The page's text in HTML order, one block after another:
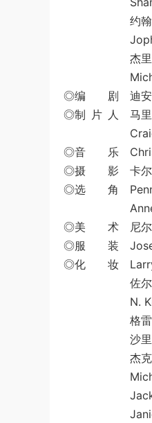
约翰·德米
Jophery C.
杰里·奥尔
Michael
◎编 剧 迪安·
◎制 片 人 马里
Craig
◎音 乐
◎摄 影 卡尔·沃
◎选 角 Penny
Annette
◎美 术 尼尔森
◎服 装
◎化 妆 Larry
佐尔坦·埃
N. Kristine
格雷迪·霍
沙里·佩里
杰克·加伯
Michael
Jackie
Janice